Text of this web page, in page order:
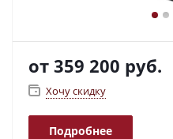
от 359 200 руб.
Хочу скидку
Подробнее